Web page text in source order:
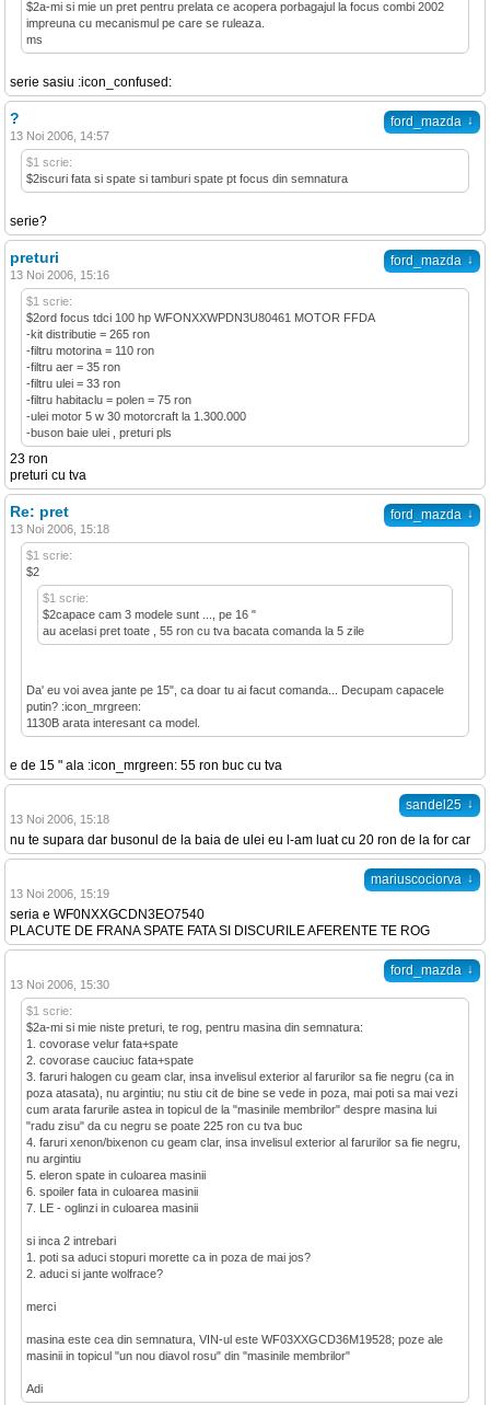
$2a-mi si mie un pret pentru prelata ce acopera porbagajul la focus combi 2002
impreuna cu mecanismul pe care se ruleaza.
ms
serie sasiu :icon_confused:
ford_mazda ↓
?
13 Noi 2006, 14:57
$1 scrie:
$2iscuri fata si spate si tamburi spate pt focus din semnatura
serie?
ford_mazda ↓
preturi
13 Noi 2006, 15:16
$1 scrie:
$2ord focus tdci 100 hp WFONXXWPDN3U80461 MOTOR FFDA
-kit distributie = 265 ron
-filtru motorina = 110 ron
-filtru aer = 35 ron
-filtru ulei = 33 ron
-filtru habitaclu = polen = 75 ron
-ulei motor 5 w 30 motorcraft la 1.300.000
-buson baie ulei , preturi pls
23 ron
preturi cu tva
ford_mazda ↓
Re: pret
13 Noi 2006, 15:18
$1 scrie:
$2
$1 scrie:
$2capace cam 3 modele sunt ..., pe 16 "
au acelasi pret toate , 55 ron cu tva bacata comanda la 5 zile
Da' eu voi avea jante pe 15", ca doar tu ai facut comanda... Decupam capacele
putin? :icon_mrgreen:
1130B arata interesant ca model.
e de 15 " ala :icon_mrgreen: 55 ron buc cu tva
sandel25 ↓
13 Noi 2006, 15:18
nu te supara dar busonul de la baia de ulei eu l-am luat cu 20 ron de la for car
mariuscociorva ↓
13 Noi 2006, 15:19
seria e WF0NXXGCDN3EO7540
PLACUTE DE FRANA SPATE FATA SI DISCURILE AFERENTE TE ROG
ford_mazda ↓
13 Noi 2006, 15:30
$1 scrie:
$2a-mi si mie niste preturi, te rog, pentru masina din semnatura:
1. covorase velur fata+spate
2. covorase cauciuc fata+spate
3. faruri halogen cu geam clar, insa invelisul exterior al farurilor sa fie negru (ca in
poza atasata), nu argintiu; nu stiu cit de bine se vede in poza, mai poti sa mai vezi
cum arata farurile astea in topicul de la "masinile membrilor" despre masina lui
"radu zisu" da cu negru se poate 225 ron cu tva buc
4. faruri xenon/bixenon cu geam clar, insa invelisul exterior al farurilor sa fie negru,
nu argintiu
5. eleron spate in culoarea masinii
6. spoiler fata in culoarea masinii
7. LE - oglinzi in culoarea masinii
si inca 2 intrebari
1. poti sa aduci stopuri morette ca in poza de mai jos?
2. aduci si jante wolfrace?
merci
masina este cea din semnatura, VIN-ul este WF03XXGCD36M19528; poze ale
masinii in topicul "un nou diavol rosu" din "masinile membrilor"
Adi